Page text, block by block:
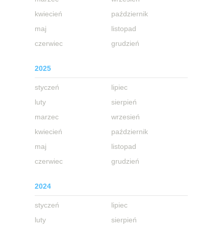
kwiecień
maj
czerwiec
październik
listopad
grudzień
2025
styczeń
luty
marzec
kwiecień
maj
czerwiec
lipiec
sierpień
wrzesień
październik
listopad
grudzień
2024
styczeń
luty
lipiec
sierpień